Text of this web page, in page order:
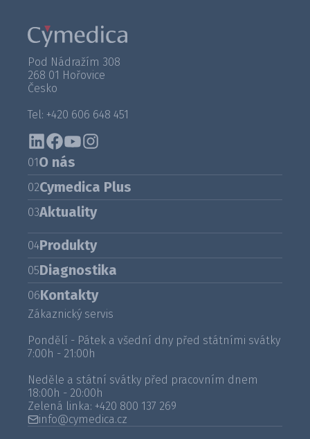
Pod Nádražím 308
268 01 Hořovice
Česko
Tel: +420 606 648 451
01O nás
02Cymedica Plus
03Aktuality
04Produkty
05Diagnostika
06Kontakty
Zákaznický servis
Pondělí - Pátek a všední dny před státními svátky
7:00h - 21:00h
Neděle a státní svátky před pracovním dnem
18:00h - 20:00h
Zelená linka: +420 800 137 269
info@cymedica.cz